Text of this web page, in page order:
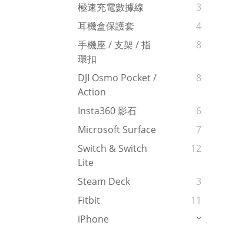
極速充電數據線
3
耳機盒保護套
4
手機座 / 支架 / 指
環扣
8
DJI Osmo Pocket /
Action
8
Insta360 影石
6
Microsoft Surface
7
Switch & Switch
Lite
12
Steam Deck
3
Fitbit
11
iPhone